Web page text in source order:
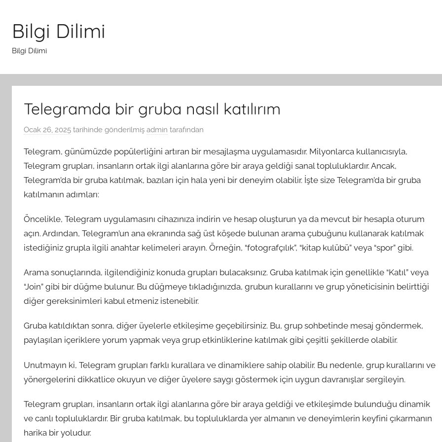
Bilgi Dilimi
Bilgi Dilimi
Telegramda bir gruba nasıl katılırım
Ocak 26, 2025 tarihinde gönderilmiş admin tarafından
Telegram, günümüzde popülerliğini artıran bir mesajlaşma uygulamasıdır. Milyonlarca kullanıcısıyla,
Telegram grupları, insanların ortak ilgi alanlarına göre bir araya geldiği sanal topluluklardır. Ancak,
Telegram’da bir gruba katılmak, bazıları için hala yeni bir deneyim olabilir. İşte size Telegram’da bir gruba
katılmanın adımları:
Öncelikle, Telegram uygulamasını cihazınıza indirin ve hesap oluşturun ya da mevcut bir hesapla oturum
açın. Ardından, Telegram’un ana ekranında sağ üst köşede bulunan arama çubuğunu kullanarak katılmak
istediğiniz grupla ilgili anahtar kelimeleri arayın. Örneğin, “fotografçılık”, “kitap kulübü” veya “spor” gibi.
Arama sonuçlarında, ilgilendiğiniz konuda grupları bulacaksınız. Gruba katılmak için genellikle “Katıl” veya
“Join” gibi bir düğme bulunur. Bu düğmeye tıkladığınızda, grubun kurallarını ve grup yöneticisinin belirttiği
diğer gereksinimleri kabul etmeniz istenebilir.
Gruba katıldıktan sonra, diğer üyelerle etkileşime geçebilirsiniz. Bu, grup sohbetinde mesaj göndermek,
paylaşılan içeriklere yorum yapmak veya grup etkinliklerine katılmak gibi çeşitli şekillerde olabilir.
Unutmayın ki, Telegram grupları farklı kurallara ve dinamiklere sahip olabilir. Bu nedenle, grup kurallarını ve
yönergelerini dikkatlice okuyun ve diğer üyelere saygı göstermek için uygun davranışlar sergileyin.
Telegram grupları, insanların ortak ilgi alanlarına göre bir araya geldiği ve etkileşimde bulunduğu dinamik
ve canlı topluluklardır. Bir gruba katılmak, bu topluluklarda yer almanın ve deneyimlerin keyfini çıkarmanın
harika bir yoludur.